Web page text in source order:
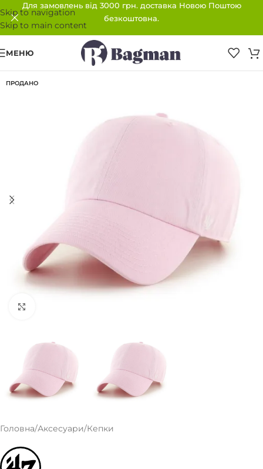
Skip to navigation
Skip to main content
Для замовлень від 3000 грн. доставка Новою Поштою
безкоштовна.
МЕНЮ
ПРОДАНО
Головна/Аксесуари/Кепки